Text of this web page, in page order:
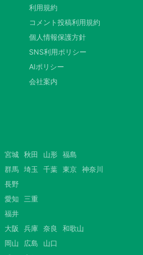
利用規約
コメント投稿利用規約
個人情報保護方針
SNS利用ポリシー
AIポリシー
会社案内
宮城 秋田 山形 福島
群馬 埼玉 千葉 東京 神奈川
長野
愛知
三重
福井
大阪 兵庫 奈良
和歌山
岡山 広島
山口